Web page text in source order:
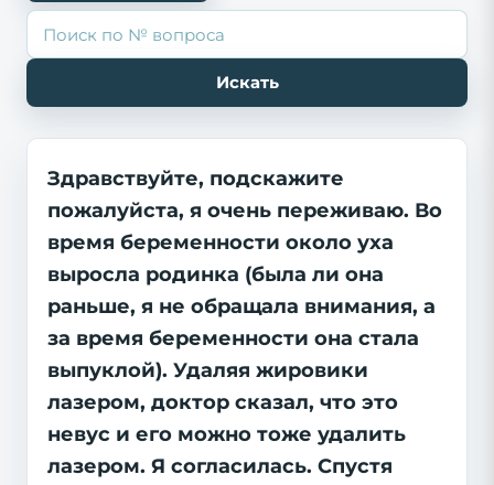
Здравствуйте, подскажите
пожалуйста, я очень переживаю. Во
время беременности около уха
выросла родинка (была ли она
раньше, я не обращала внимания, а
за время беременности она стала
выпуклой). Удаляя жировики
лазером, доктор сказал, что это
невус и его можно тоже удалить
лазером. Я согласилась. Спустя